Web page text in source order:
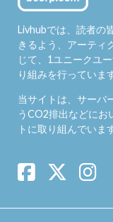
Livhubでは、読者の
きるよう、アーティ
じて、1ユニークユ
り組みを行っていま
当サイトは、サーバ
うCO2排出などにお
トに取り組んでいま